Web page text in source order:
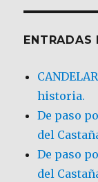
ENTRADAS
historia.
De paso
del
De paso
del